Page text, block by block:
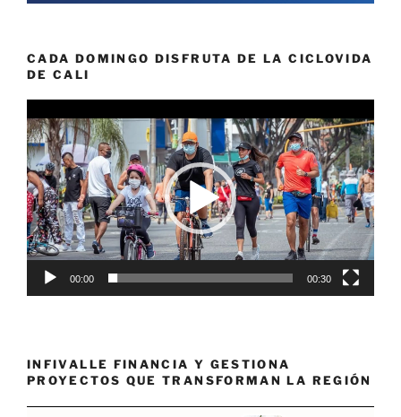
CADA DOMINGO DISFRUTA DE LA CICLOVIDA
DE CALI
de
vídeo
00:00 00:30
INFIVALLE FINANCIA Y GESTIONA
PROYECTOS QUE TRANSFORMAN LA REGIÓN